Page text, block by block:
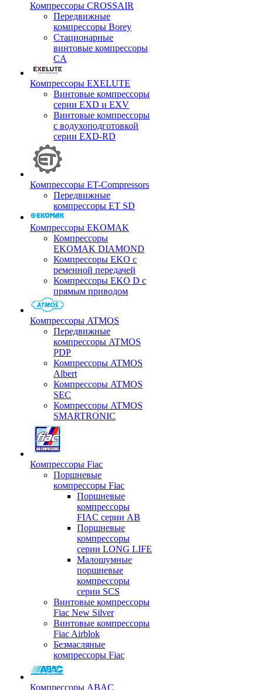
Компрессоры CROSSAIR
Передвижные
компрессоры Borey
Стационарные
винтовые компрессоры
CA
Компрессоры EXELUTE
Винтовые компрессоры
серии EXD и EXV
Винтовые компрессоры
с водухоподготовкой
серии EXD-RD
Компрессоры ET-Compressors
Передвижные
компрессоры ET SD
Компрессоры EKOMAK
Компрессоры
EKOMAK DIAMOND
Компрессоры EKO c
ременной передачей
Компрессоры EKO D с
прямым приводом
Компрессоры ATMOS
Передвижные
компрессоры ATMOS
PDP
Компрессоры ATMOS
Albert
Компрессоры ATMOS
SEC
Компрессоры ATMOS
SMARTRONIC
Компрессоры Fiac
Поршневые
компрессоры Fiac
Поршневые
компрессоры
FIAC серии AB
Поршневые
компрессоры
серии LONG LIFE
Малошумные
поршневые
компрессоры
серии SCS
Винтовые компрессоры
Fiac New Silver
Винтовые компрессоры
Fiac Airblok
Безмасляные
компрессоры Fiac
Компрессоры ABAC